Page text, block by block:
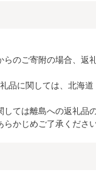
のご寄附の場合、返
品に関しては、北海
ては離島への返礼品
かじめご了承ください